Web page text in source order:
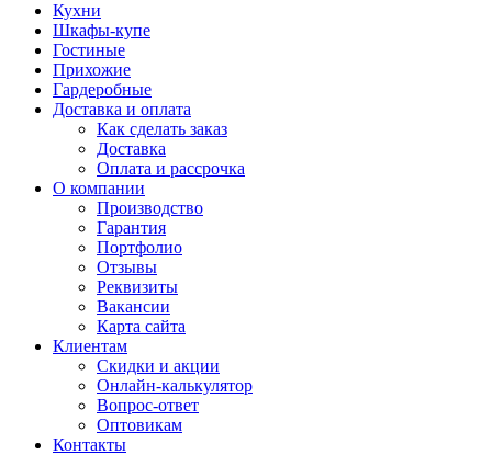
Кухни
Шкафы-купе
Гостиные
Прихожие
Гардеробные
Доставка и оплата
Как сделать заказ
Доставка
Оплата и рассрочка
О компании
Производство
Гарантия
Портфолио
Отзывы
Реквизиты
Вакансии
Карта сайта
Клиентам
Скидки и акции
Онлайн-калькулятор
Вопрос-ответ
Оптовикам
Контакты